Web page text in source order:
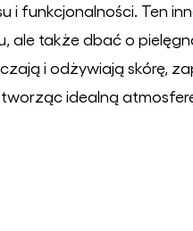
i funkcjonalności. Ten
ale także dbać o
i odżywiają skórę,
tworząc idealną